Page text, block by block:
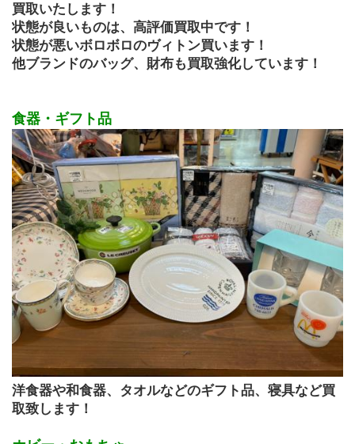
買取いたします！
状態が良いものは、高評価買取中です！
状態が悪いボロボロのヴィトン買います！
他ブランドのバッグ、財布も買取強化しています！
食器・ギフト品
洋食器や和食器、タオルなどのギフト品、寝具など買
取致します！